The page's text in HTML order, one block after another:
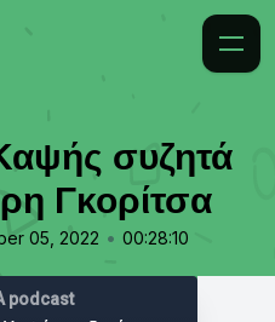
συζητά
Γκορίτσα
05, 2022 • 00:28:10
podcast